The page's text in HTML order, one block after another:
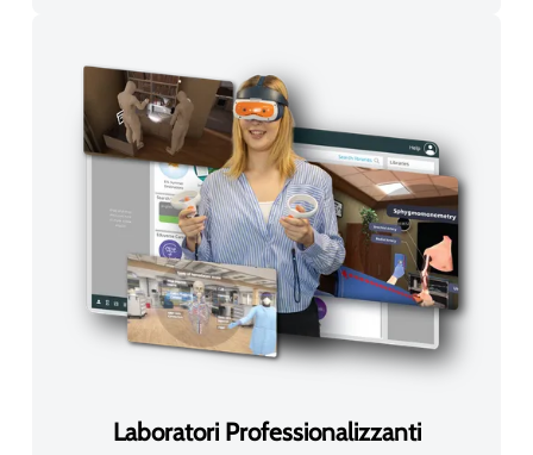
Laboratori Professionalizzanti